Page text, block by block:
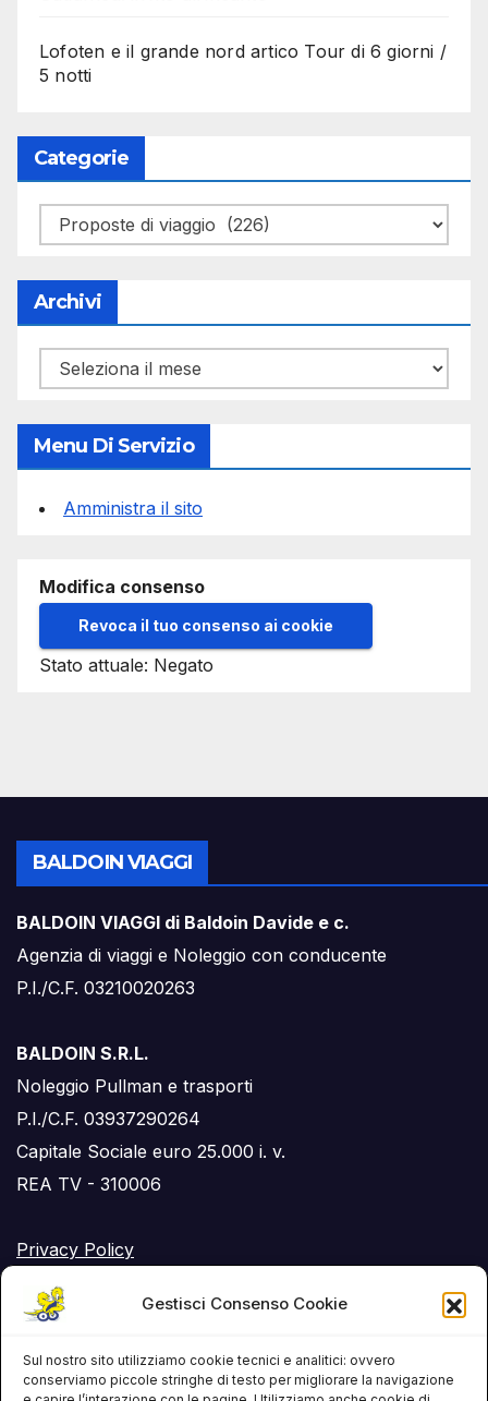
Gestisci Consenso Cookie
Sul nostro sito utilizziamo cookie tecnici e analitici: ovvero
conserviamo piccole stringhe di testo per migliorare la navigazione
Lofoten e il grande nord artico Tour di 6 giorni /
5 notti
Categorie
Categorie
Archivi
Archivi
Menu Di Servizio
Amministra il sito
Modifica consenso
Revoca il tuo consenso ai cookie
Stato attuale: Negato
BALDOIN VIAGGI
BALDOIN VIAGGI di Baldoin Davide e c.
Agenzia di viaggi e Noleggio con conducente
P.I./C.F. 03210020263
BALDOIN S.R.L.
Noleggio Pullman e trasporti
P.I./C.F. 03937290264
Capitale Sociale euro 25.000 i. v.
REA TV - 310006
Privacy Policy
Cookie Policy (UE)
RSS Feed